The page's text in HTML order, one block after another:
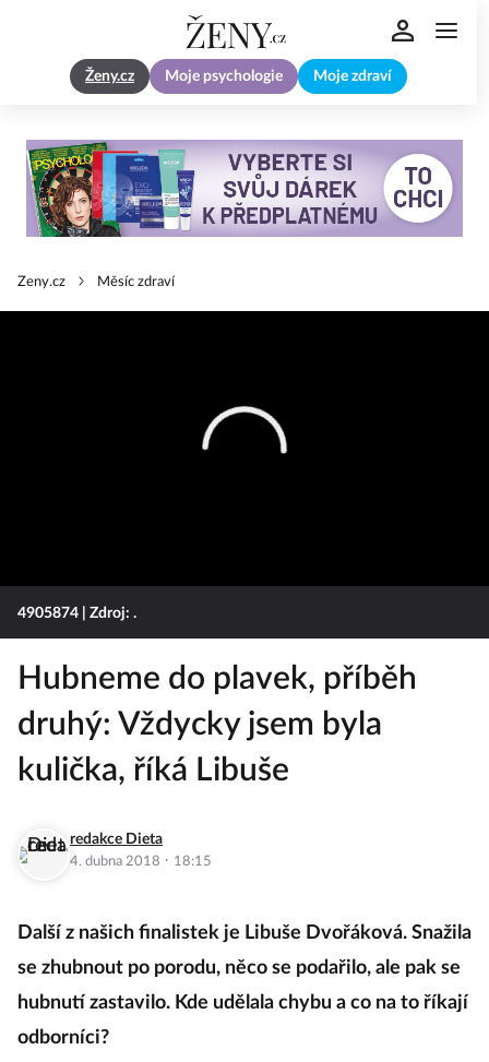
Ženy.cz Moje psychologie Moje zdraví
Zeny.cz Měsíc zdraví
4905874 | Zdroj: .
Hubneme do plavek, příběh
druhý: Vždycky jsem byla
kulička, říká Libuše
redakce Dieta
4. dubna 2018 · 18:15
Další z našich finalistek je Libuše Dvořáková. Snažila
se zhubnout po porodu, něco se podařilo, ale pak se
hubnutí zastavilo. Kde udělala chybu a co na to říkají
odborníci?